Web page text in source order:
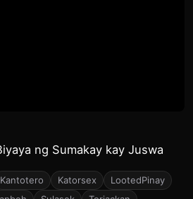
ng Sumakay kay Juswa
Kantotero Katorsex
LootedPinay